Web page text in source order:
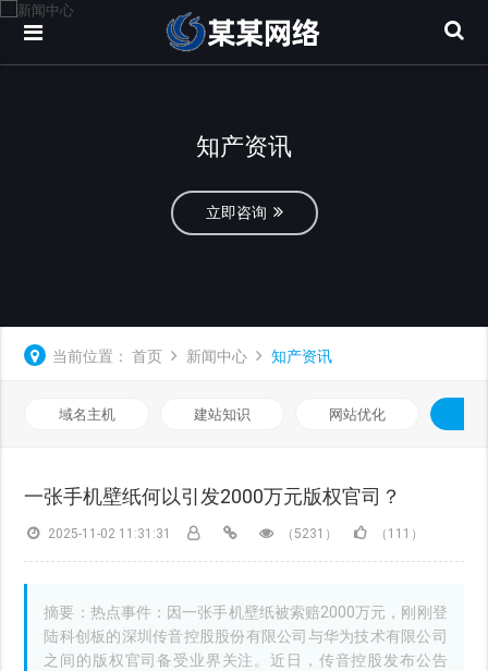
知产资讯
立即咨询
当前位置： 首页 新闻中心 知产资讯
域名主机 建站知识 网站优化
一张手机壁纸何以引发2000万元版权官司？
2025-11-02 11:31:31 （5231） （111）
摘要：热点事件：因一张手机壁纸被索赔2000万元，刚刚登
陆科创板的深圳传音控股股份有限公司与华为技术有限公司
之间的版权官司备受业界关注。近日，传音控股发布公告